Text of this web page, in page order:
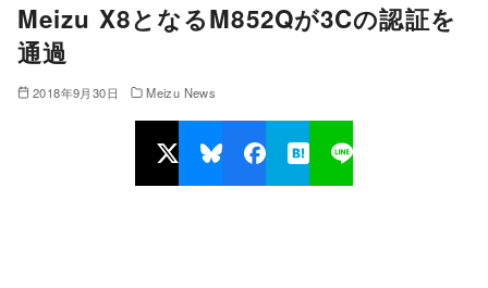
Meizu X8となるM852Qが3Cの認証を
通過
2018年9月30日 Meizu News